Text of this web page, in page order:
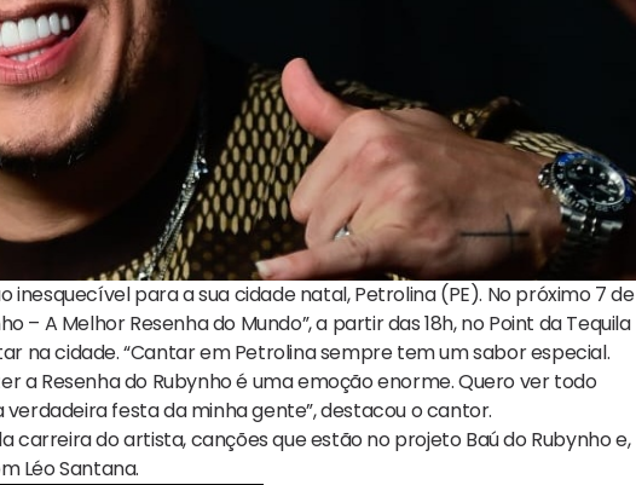
para a sua cidade natal, Petrolina (PE). No próximo 7 de
– A Melhor Resenha do Mundo”, a partir das 18h, no Point da Tequila
na cidade. “Cantar em Petrolina sempre tem um sabor especial.
a Resenha do Rubynho é uma emoção enorme. Quero ver todo
festa da minha gente”, destacou o cantor.
carreira do artista, canções que estão no projeto Baú do Rubynho e,
Léo Santana.